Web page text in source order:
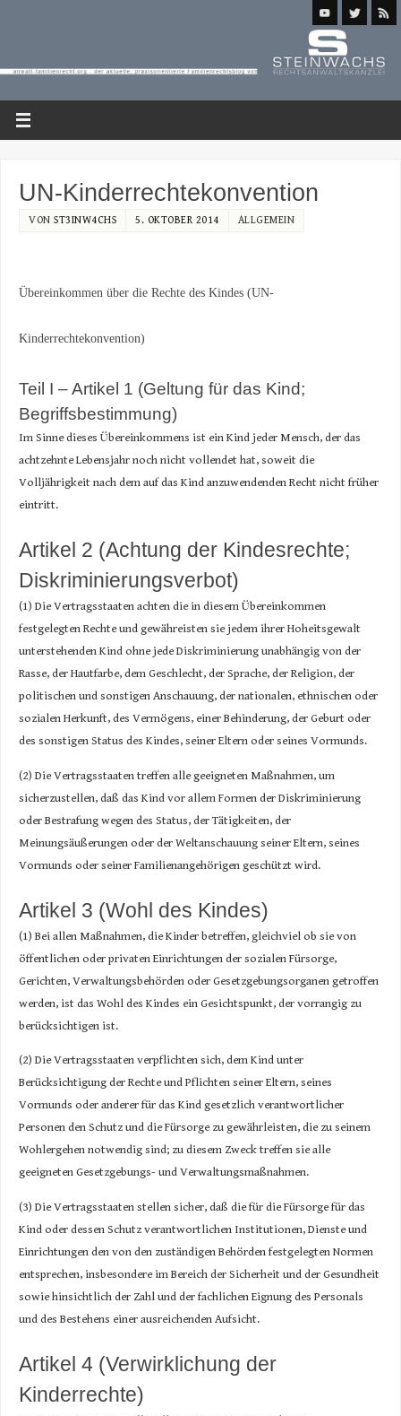
UN-Kinderrechtekonvention
VONST3INW4CHS 5. OKTOBER 2014 ALLGEMEIN
Übereinkommen über die Rechte des Kindes (UN-
Kinderrechtekonvention)
Teil I – Artikel 1 (Geltung für das Kind;
Begriffsbestimmung)
Im Sinne dieses Übereinkommens ist ein Kind jeder Mensch, der das
achtzehnte Lebensjahr noch nicht vollendet hat, soweit die
Volljährigkeit nach dem auf das Kind anzuwendenden Recht nicht früher
eintritt.
Artikel 2 (Achtung der Kindesrechte;
Diskriminierungsverbot)
(1) Die Vertragsstaaten achten die in diesem Übereinkommen
festgelegten Rechte und gewähreisten sie jedem ihrer Hoheitsgewalt
unterstehenden Kind ohne jede Diskriminierung unabhängig von der
Rasse, der Hautfarbe, dem Geschlecht, der Sprache, der Religion, der
politischen und sonstigen Anschauung, der nationalen, ethnischen oder
sozialen Herkunft, des Vermögens, einer Behinderung, der Geburt oder
des sonstigen Status des Kindes, seiner Eltern oder seines Vormunds.
(2) Die Vertragsstaaten treffen alle geeigneten Maßnahmen, um
sicherzustellen, daß das Kind vor allem Formen der Diskriminierung
oder Bestrafung wegen des Status, der Tätigkeiten, der
Meinungsäußerungen oder der Weltanschauung seiner Eltern, seines
Vormunds oder seiner Familienangehörigen geschützt wird.
Artikel 3 (Wohl des Kindes)
(1) Bei allen Maßnahmen, die Kinder betreffen, gleichviel ob sie von
öffentlichen oder privaten Einrichtungen der sozialen Fürsorge,
Gerichten, Verwaltungsbehörden oder Gesetzgebungsorganen getroffen
werden, ist das Wohl des Kindes ein Gesichtspunkt, der vorrangig zu
berücksichtigen ist.
(2) Die Vertragsstaaten verpflichten sich, dem Kind unter
Berücksichtigung der Rechte und Pflichten seiner Eltern, seines
Vormunds oder anderer für das Kind gesetzlich verantwortlicher
Personen den Schutz und die Fürsorge zu gewährleisten, die zu seinem
Wohlergehen notwendig sind; zu diesem Zweck treffen sie alle
geeigneten Gesetzgebungs- und Verwaltungsmaßnahmen.
(3) Die Vertragsstaaten stellen sicher, daß die für die Fürsorge für das
Kind oder dessen Schutz verantwortlichen Institutionen, Dienste und
Einrichtungen den von den zuständigen Behörden festgelegten Normen
entsprechen, insbesondere im Bereich der Sicherheit und der Gesundheit
sowie hinsichtlich der Zahl und der fachlichen Eignung des Personals
und des Bestehens einer ausreichenden Aufsicht.
Artikel 4 (Verwirklichung der
Kinderrechte)